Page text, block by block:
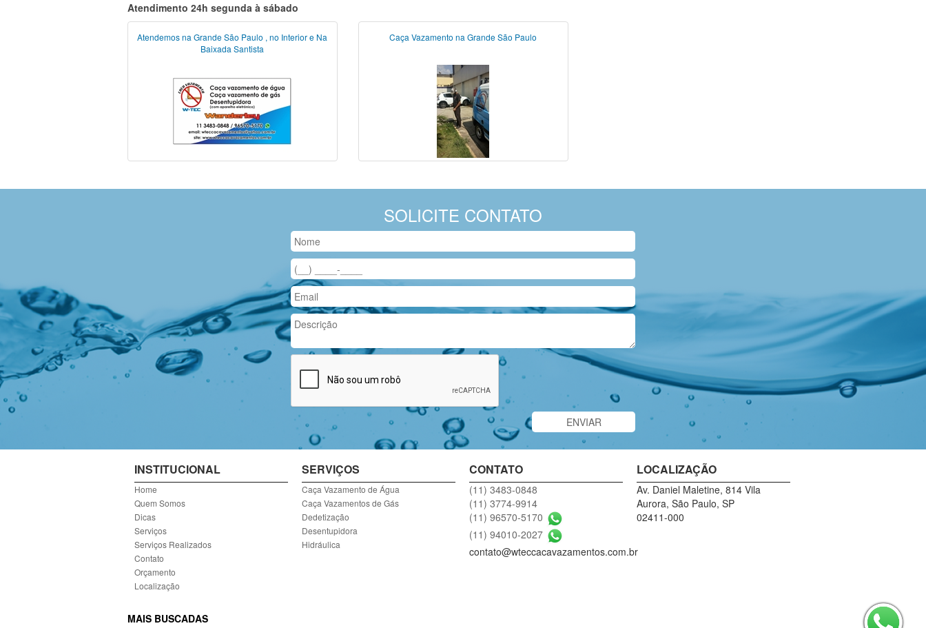
Atendimento 24h segunda à sábado
Atendemos na Grande São Paulo , no Interior e Na
Baixada Santista
Caça Vazamento na Grande São Paulo
SOLICITE CONTATO
INSTITUCIONAL
Home
Quem Somos
Dicas
Serviços
Serviços Realizados
Contato
Orçamento
Localização
SERVIÇOS
Caça Vazamento de Água
Caça Vazamentos de Gás
Dedetização
Desentupidora
Hidráulica
CONTATO
(11) 3483-0848
(11) 3774-9914
(11) 96570-5170
(11) 94010-2027
contato@wteccacavazamentos.com.br
LOCALIZAÇÃO
Av. Daniel Maletine, 814 Vila
Aurora, São Paulo, SP
02411-000
MAIS BUSCADAS